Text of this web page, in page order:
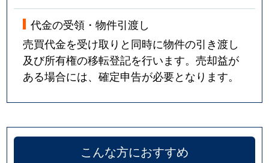
代金の受領・物件引渡し
売買代金を受け取りと同時に物件の引き渡し
及び所有権の移転登記を行います。売却益が
ある場合には、確定申告が必要となります。
こんな方におすすめ